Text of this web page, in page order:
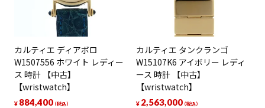
カルティエ ディアボロ
W1507556 ホワイト レディー
ス 時計 【中古】
【wristwatch】
¥ 884,400（税込）
カルティエ タンクランゴ
W15107K6 アイボリー レディ
ース 時計 【中古】
【wristwatch】
¥ 2,563,000（税込）